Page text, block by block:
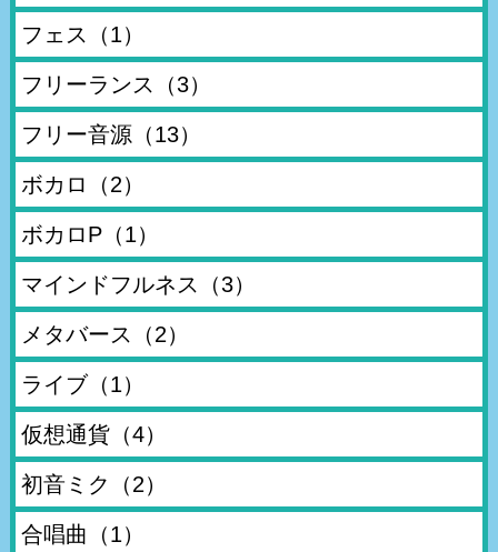
フェス （1）
フリーランス （3）
フリー音源（13）
ボカロ （2）
ボカロP（1）
マインドフルネス （3）
メタバース （2）
ライブ（1）
仮想通貨（4）
初音ミク （2）
合唱曲 （1）